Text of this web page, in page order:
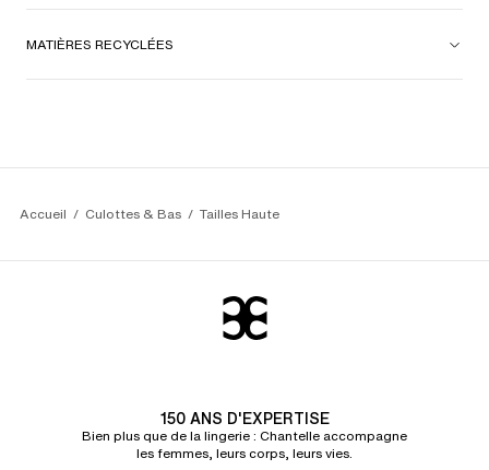
MATIÈRES RECYCLÉES
Accueil Culottes & Bas Tailles Haute
150 ANS D'EXPERTISE
Bien plus que de la lingerie : Chantelle accompagne
les femmes, leurs corps, leurs vies.